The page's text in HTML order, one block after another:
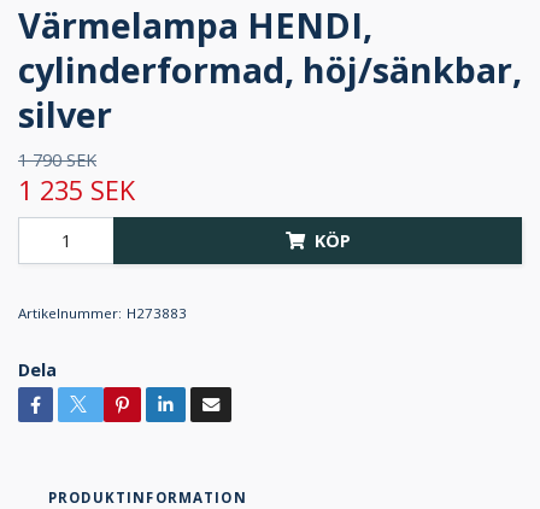
Värmelampa HENDI,
cylinderformad, höj/sänkbar,
silver
1 790 SEK
1 235 SEK
KÖP
Artikelnummer: H273883
Dela
PRODUKTINFORMATION